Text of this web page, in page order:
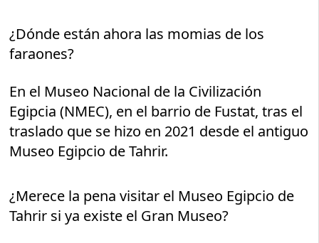
¿Dónde están ahora las momias de los
faraones?
En el Museo Nacional de la Civilización
Egipcia (NMEC), en el barrio de Fustat, tras el
traslado que se hizo en 2021 desde el antiguo
Museo Egipcio de Tahrir.
¿Merece la pena visitar el Museo Egipcio de
Tahrir si ya existe el Gran Museo?